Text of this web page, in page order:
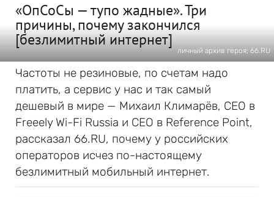
«ОпСоСы — тупо жадные». Три
причины, почему закончился
[безлимитный интернет]
личный архив героя; 66.RU
Частоты не резиновые, по счетам надо
платить, а сервис у нас и так самый
дешевый в мире — Михаил Климарёв, CEO в
Freeely Wi-Fi Russia и CEO в Reference Point,
рассказал 66.RU, почему у российских
операторов исчез по-настоящему
безлимитный мобильный интернет.